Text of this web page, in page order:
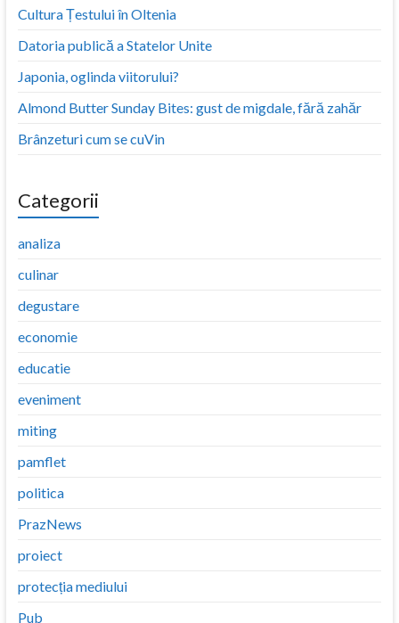
Cultura Țestului în Oltenia
Datoria publică a Statelor Unite
Japonia, oglinda viitorului?
Almond Butter Sunday Bites: gust de migdale, fără zahăr
Brânzeturi cum se cuVin
Categorii
analiza
culinar
degustare
economie
educatie
eveniment
miting
pamflet
politica
PrazNews
proiect
protecția mediului
Pub